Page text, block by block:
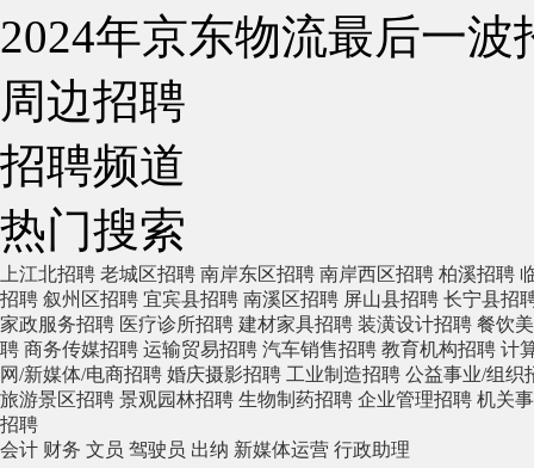
2024年京东物流最后一波
周边招聘
招聘频道
热门搜索
上江北招聘 老城区招聘 南岸东区招聘 南岸西区招聘 柏溪招聘
招聘 叙州区招聘 宜宾县招聘 南溪区招聘 屏山县招聘 长宁县招
家政服务招聘 医疗诊所招聘 建材家具招聘 装潢设计招聘 餐饮
聘 商务传媒招聘 运输贸易招聘 汽车销售招聘 教育机构招聘 计
网/新媒体/电商招聘 婚庆摄影招聘 工业制造招聘 公益事业/组织
旅游景区招聘 景观园林招聘 生物制药招聘 企业管理招聘 机关
招聘
会计 财务 文员 驾驶员 出纳 新媒体运营 行政助理